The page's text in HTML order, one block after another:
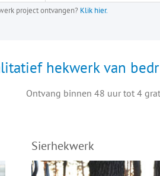
project ontvangen? Klik hier.
hekwerk van
Ontvang binnen 48 uur tot 4
Sierhekwerk